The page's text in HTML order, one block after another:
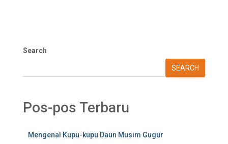
Search
SEARCH
Pos-pos Terbaru
Mengenal Kupu-kupu Daun Musim Gugur